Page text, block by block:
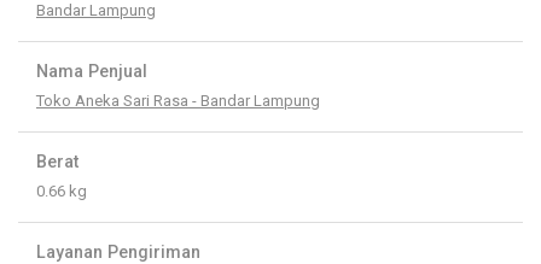
Bandar Lampung
Nama Penjual
Toko Aneka Sari Rasa - Bandar Lampung
Berat
0.66 kg
Layanan Pengiriman